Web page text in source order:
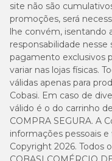
site não são
promoções, será
lhe convém, isentando
responsabilidade
pagamento exclusivos
variar nas lojas físicas.
válidas apenas para
Cobasi. Em caso de
válido é o do carrinho
COMPRA SEGURA. A
informações pessoais e
Copyright 2026. Todos